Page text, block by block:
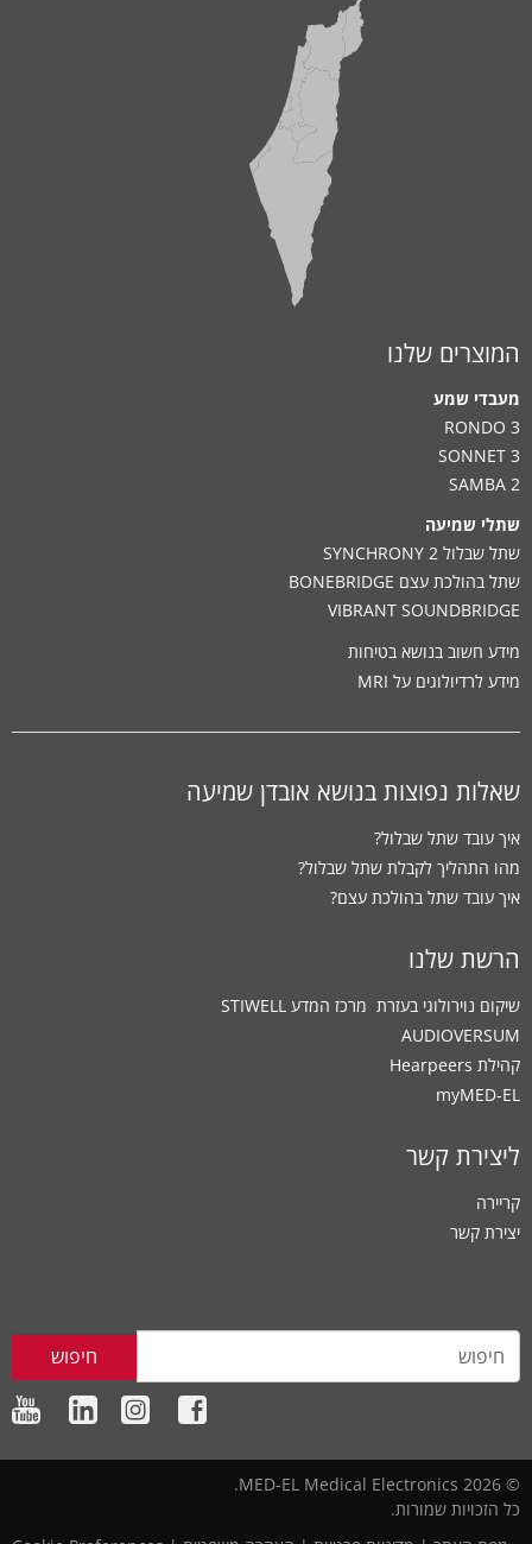
המוצרים שלנו
מעבדי שמע
RONDO 3
SONNET 3
SAMBA 2
שתלי שמיעה
שתל שבלול SYNCHRONY 2
שתל בהולכת עצם BONEBRIDGE
VIBRANT SOUNDBRIDGE
מידע חשוב בנושא בטיחות
מידע לרדיולוגים על MRI
שאלות נפוצות בנושא אובדן שמיעה
איך עובד שתל שבלול?
מהו התהליך לקבלת שתל שבלול?
איך עובד שתל בהולכת עצם?
הרשת שלנו
שיקום נוירולוגי בעזרת ‏ מרכז המדע STIWELL
AUDIOVERSUM
קהילת Hearpeers
myMED‑EL
ליצירת קשר
קריירה
יצירת קשר
חיפוש
© 2026 MED-EL Medical Electronics.
כל הזכויות שמורות.